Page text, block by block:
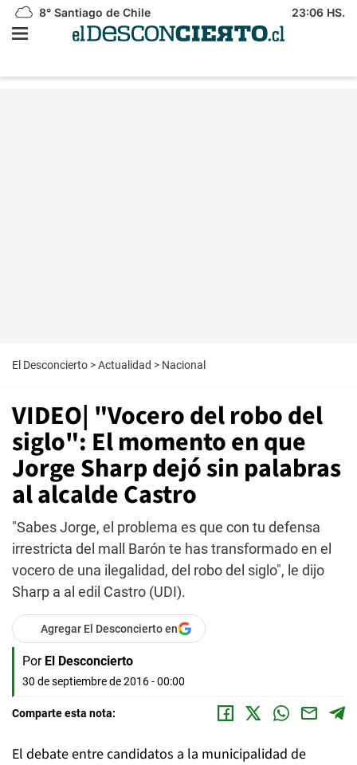
8° Santiago de Chile 23:06 HS.
El Desconcierto >Actualidad > Nacional
VIDEO| "Vocero del robo del
siglo": El momento en que
Jorge Sharp dejó sin palabras
al alcalde Castro
"Sabes Jorge, el problema es que con tu defensa
irrestricta del mall Barón te has transformado en el
vocero de una ilegalidad, del robo del siglo", le dijo
Sharp a al edil Castro (UDI).
Agregar El Desconcierto en
Por El Desconcierto
30 de septiembre de 2016 - 00:00
Comparte esta nota:
El debate entre candidatos a la municipalidad de